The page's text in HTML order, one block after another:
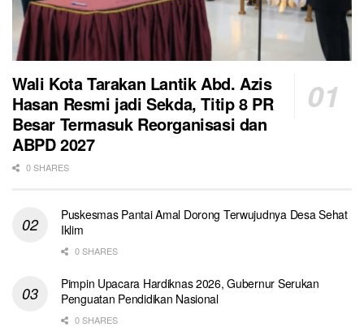
Wali Kota Tarakan Lantik Abd. Azis
Hasan Resmi jadi Sekda, Titip 8 PR
Besar Termasuk Reorganisasi dan
ABPD 2027
0 SHARES
Puskesmas Pantai Amal Dorong Terwujudnya Desa Sehat
Iklim
0 SHARES
Pimpin Upacara Hardiknas 2026, Gubernur Serukan
Penguatan Pendidikan Nasional
0 SHARES